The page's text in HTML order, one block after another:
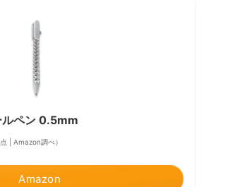
ペン 0.5mm
| Amazon調べ）
Amazon